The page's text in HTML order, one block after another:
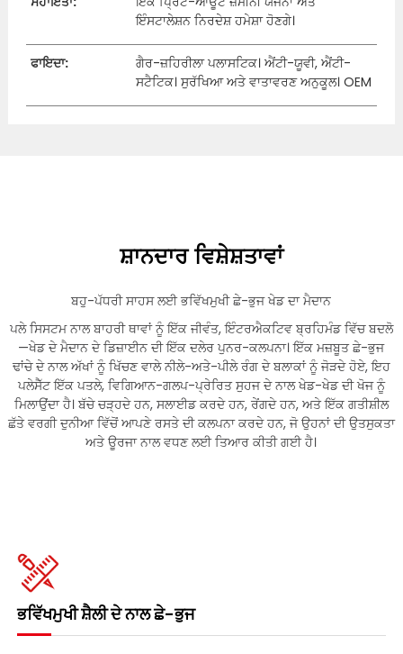
ਇੰਸਟਾਲੇਸ਼ਨ ਨਿਰਦੇਸ਼ ਹਮੇਸ਼ਾ ਹੋਣਗੇ।
ਫਾਇਦਾ:
ਗੈਰ-ਜ਼ਹਿਰੀਲਾ ਪਲਾਸਟਿਕ। ਐਂਟੀ-ਯੂਵੀ, ਐਂਟੀ-
ਸਟੈਟਿਕ। ਸੁਰੱਖਿਆ ਅਤੇ ਵਾਤਾਵਰਣ ਅਨੁਕੂਲ। OEM
ਸ਼ਾਨਦਾਰ ਵਿਸ਼ੇਸ਼ਤਾਵਾਂ
ਬਹੁ-ਪੱਧਰੀ ਸਾਹਸ ਲਈ ਭਵਿੱਖਮੁਖੀ ਛੇ-ਭੁਜ ਖੇਡ ਦਾ ਮੈਦਾਨ
ਪਲੇ ਸਿਸਟਮ ਨਾਲ ਬਾਹਰੀ ਥਾਵਾਂ ਨੂੰ ਇੱਕ ਜੀਵੰਤ, ਇੰਟਰਐਕਟਿਵ ਬ੍ਰਹਿਮੰਡ ਵਿੱਚ ਬਦਲੋ
—ਖੇਡ ਦੇ ਮੈਦਾਨ ਦੇ ਡਿਜ਼ਾਈਨ ਦੀ ਇੱਕ ਦਲੇਰ ਪੁਨਰ-ਕਲਪਨਾ। ਇੱਕ ਮਜ਼ਬੂਤ ​​ਛੇ-ਭੁਜ
ਢਾਂਚੇ ਦੇ ਨਾਲ ਅੱਖਾਂ ਨੂੰ ਖਿੱਚਣ ਵਾਲੇ ਨੀਲੇ-ਅਤੇ-ਪੀਲੇ ਰੰਗ ਦੇ ਬਲਾਕਾਂ ਨੂੰ ਜੋੜਦੇ ਹੋਏ, ਇਹ
ਪਲੇਸੈੱਟ ਇੱਕ ਪਤਲੇ, ਵਿਗਿਆਨ-ਗਲਪ-ਪ੍ਰੇਰਿਤ ਸੁਹਜ ਦੇ ਨਾਲ ਖੇਡ-ਖੇਡ ਦੀ ਖੋਜ ਨੂੰ
ਮਿਲਾਉਂਦਾ ਹੈ। ਬੱਚੇ ਚੜ੍ਹਦੇ ਹਨ, ਸਲਾਈਡ ਕਰਦੇ ਹਨ, ਰੇਂਗਦੇ ਹਨ, ਅਤੇ ਇੱਕ ਗਤੀਸ਼ੀਲ
ਛੱਤੇ ਵਰਗੀ ਦੁਨੀਆ ਵਿੱਚੋਂ ਆਪਣੇ ਰਸਤੇ ਦੀ ਕਲਪਨਾ ਕਰਦੇ ਹਨ, ਜੋ ਉਹਨਾਂ ਦੀ ਉਤਸੁਕਤਾ
ਅਤੇ ਊਰਜਾ ਨਾਲ ਵਧਣ ਲਈ ਤਿਆਰ ਕੀਤੀ ਗਈ ਹੈ।
ਭਵਿੱਖਮੁਖੀ ਸ਼ੈਲੀ ਦੇ ਨਾਲ ਛੇ-ਭੁਜ